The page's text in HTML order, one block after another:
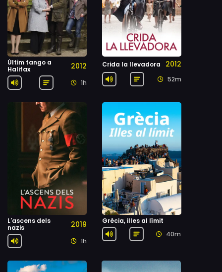
Últim tango a
Halifax
2012
1h
Crida la llevadora 2012
52m
L'ascens dels
nazis
2019
1h
Grècia, illes al límit
40m